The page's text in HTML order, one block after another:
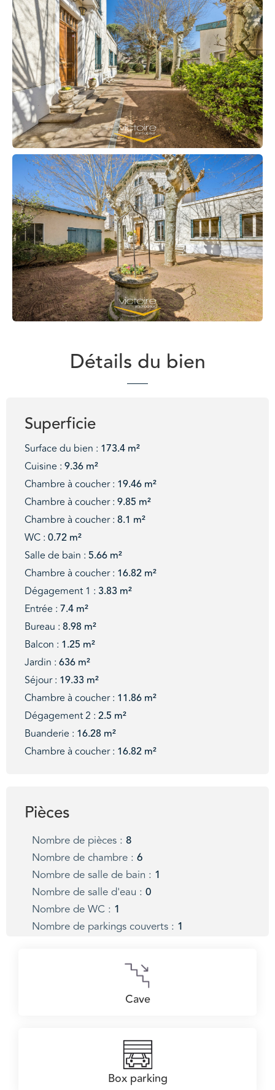
Détails du bien
Cave
Box parking
Pièces
Nombre de pièces : 8
Nombre de chambre : 6
Nombre de salle de bain : 1
Nombre de salle d'eau : 0
Nombre de WC : 1
Nombre de parkings couverts : 1
Superficie
Surface du bien : 173.4 m²
Cuisine : 9.36 m²
Chambre à coucher : 19.46 m²
Chambre à coucher : 9.85 m²
Chambre à coucher : 8.1 m²
WC : 0.72 m²
Salle de bain : 5.66 m²
Chambre à coucher : 16.82 m²
Dégagement 1 : 3.83 m²
Entrée : 7.4 m²
Bureau : 8.98 m²
Balcon : 1.25 m²
Jardin : 636 m²
Séjour : 19.33 m²
Chambre à coucher : 11.86 m²
Dégagement 2 : 2.5 m²
Buanderie : 16.28 m²
Chambre à coucher : 16.82 m²